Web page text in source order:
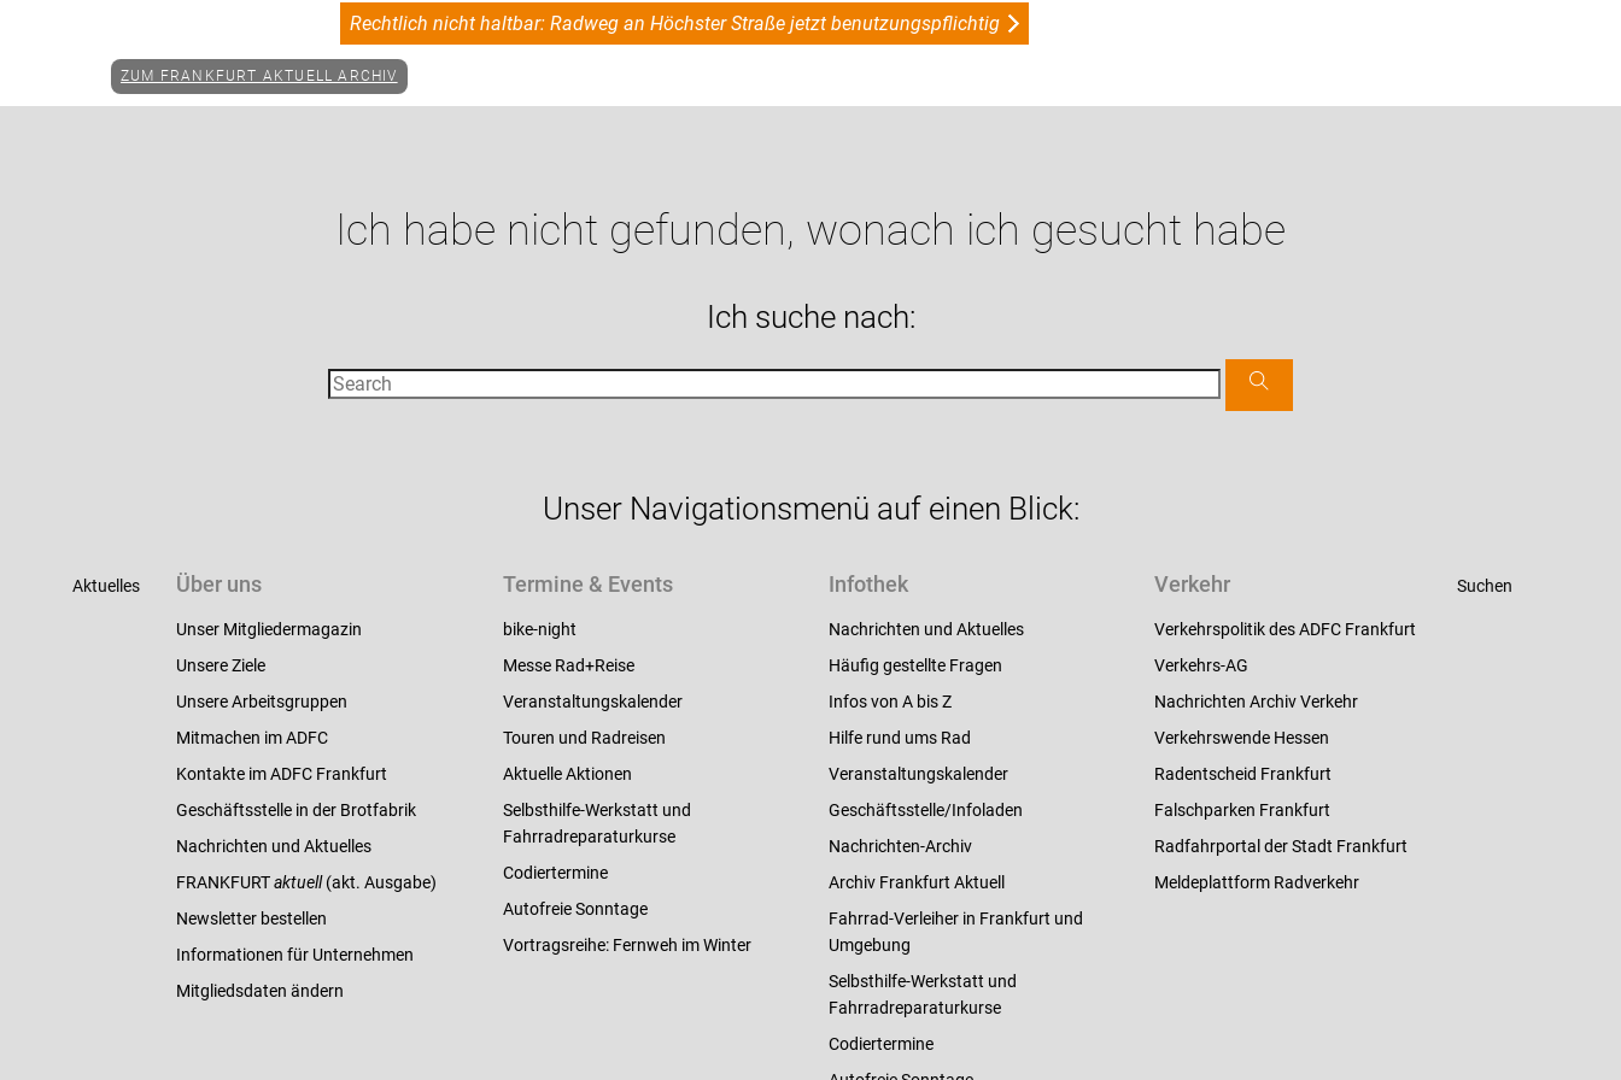
Rechtlich nicht haltbar: Radweg an Höchster Straße jetzt benutzungspflichtig
ZUM FRANKFURT AKTUELL ARCHIV
Ich habe nicht gefunden, wonach ich gesucht habe
Ich suche nach:
Unser Navigationsmenü auf einen Blick:
Aktuelles Über uns
Unser Mitgliedermagazin
Unsere Ziele
Unsere Arbeitsgruppen
Mitmachen im ADFC
Kontakte im ADFC Frankfurt
Geschäftsstelle in der Brotfabrik
Nachrichten und Aktuelles
FRANKFURTaktuell(akt. Ausgabe)
Newsletter bestellen
Informationen für Unternehmen
Mitgliedsdaten ändern
Termine & Events
bike-night
Messe Rad+Reise
Veranstaltungskalender
Touren und Radreisen
Aktuelle Aktionen
Selbsthilfe-Werkstatt und
Fahrradreparaturkurse
Codiertermine
Autofreie Sonntage
Vortragsreihe: Fernweh im Winter
Infothek
Nachrichten und Aktuelles
Häufig gestellte Fragen
Infos von A bis Z
Hilfe rund ums Rad
Veranstaltungskalender
Geschäftsstelle/Infoladen
Nachrichten-Archiv
Archiv Frankfurt Aktuell
Fahrrad-Verleiher in Frankfurt und
Umgebung
Selbsthilfe-Werkstatt und
Fahrradreparaturkurse
Codiertermine
Verkehr
Verkehrspolitik des ADFC Frankfurt
Verkehrs-AG
Nachrichten Archiv Verkehr
Verkehrswende Hessen
Radentscheid Frankfurt
Falschparken Frankfurt
Radfahrportal der Stadt Frankfurt
Meldeplattform Radverkehr
Suchen